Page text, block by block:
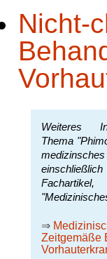
Nicht-
Weiteres
Thema
⇒
Zeitgemäße